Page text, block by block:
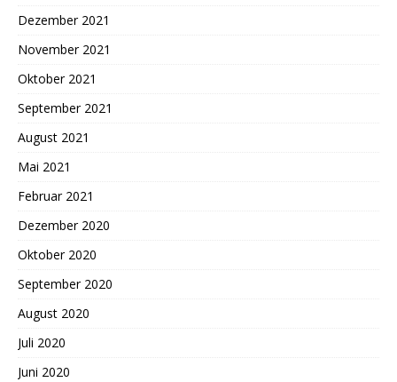
Dezember 2021
November 2021
Oktober 2021
September 2021
August 2021
Mai 2021
Februar 2021
Dezember 2020
Oktober 2020
September 2020
August 2020
Juli 2020
Juni 2020